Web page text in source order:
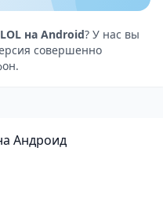
но и
тактические
геймерам
онлайн-сражениях с
платформой и
которых так
на Android? У нас вы
совершенно
Андроид